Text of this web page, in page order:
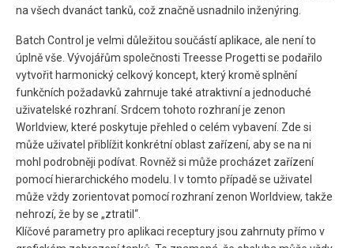
na všech dvanáct tanků, což značně usnadnilo inženýring.
Batch Control je velmi důležitou součástí aplikace, ale není to
úplně vše. Vývojářům společnosti Treesse Progetti se podařilo
vytvořit harmonický celkový koncept, který kromě splnění
funkčních požadavků zahrnuje také atraktivní a jednoduché
uživatelské rozhraní. Srdcem tohoto rozhraní je zenon
Worldview, které poskytuje přehled o celém vybavení. Zde si
může uživatel přiblížit konkrétní oblast zařízení, aby se na ni
mohl podrobněji podívat. Rovněž si může procházet zařízení
pomocí hierarchického modelu. I v tomto případě se uživatel
může vždy zorientovat pomocí rozhraní zenon Worldview, takže
nehrozí, že by se „ztratil“.
Klíčové parametry pro aplikaci receptury jsou zahrnuty přímo v